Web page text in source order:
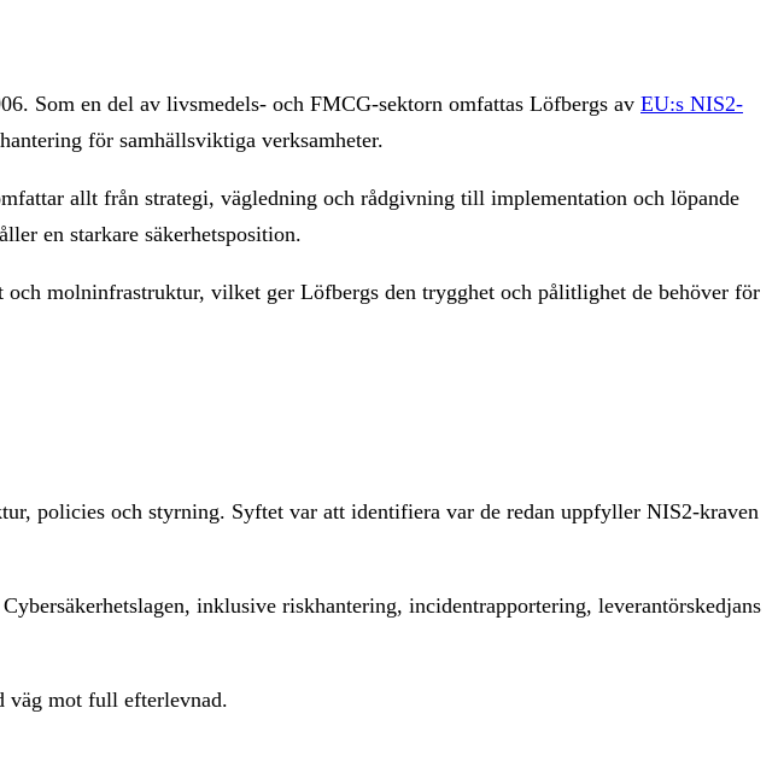
Som en del av livsmedels- och FMCG-sektorn omfattas Löfbergs av EU:s NIS2-
för samhällsviktiga verksamheter.
allt från strategi, vägledning och rådgivning till implementation och löpande
en starkare säkerhetsposition.
och molninfrastruktur, vilket ger Löfbergs den trygghet och pålitlighet de behöver för
policies och styrning. Syftet var att identifiera var de redan uppfyller NIS2-kraven
Cybersäkerhetslagen, inklusive riskhantering, incidentrapportering, leverantörskedjans
väg mot full efterlevnad.